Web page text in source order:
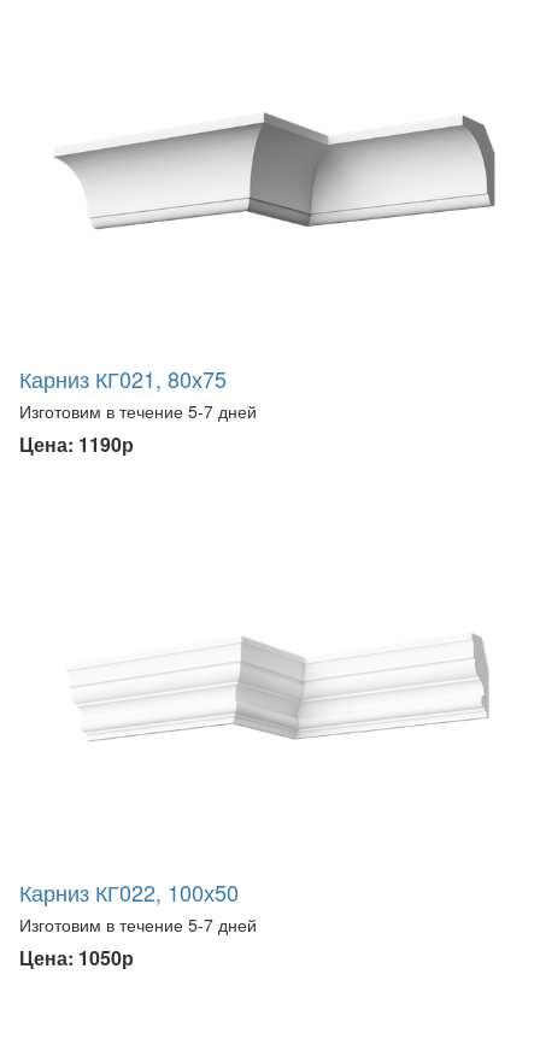
Карниз КГ021, 80х75
Изготовим в течение 5-7 дней
Цена: 1190р
Карниз КГ022, 100х50
Изготовим в течение 5-7 дней
Цена: 1050р